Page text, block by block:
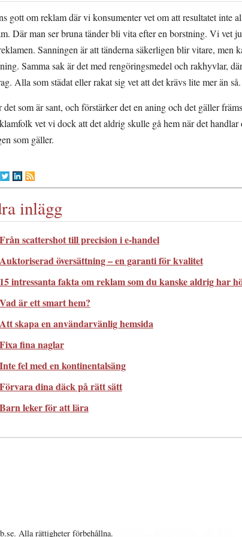
gott om reklam där vi konsumenter vet om att resultatet inte
Där man ser bruna tänder bli vita efter en borstning. Vi vet
Sanningen är att tänderna säkerligen blir vitare, men
Samma sak är det med rengöringsmedel och rakhyvlar,
Alla som städat eller rakat sig vet att det krävs lite mer än så.
det som är sant, och förstärker det en aning och det gäller
vet vi dock att det aldrig skulle gå hem när det handlar
som gäller.
inlägg
Från scattershot till precision i e-handel
Auktoriserad översättning – en garanti för kvalitet
15 intressanta fakta om reklam som du kanske aldrig har
Vad är ett smart hem?
Att skapa en användarvänlig hemsida
Fixa fina naglar
Inte fel med en kontinentalsäng
Förvara dina däck på rätt sätt
Barn leker för att lära
Alla rättigheter förbehållna.